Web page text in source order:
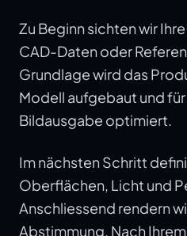
Zu Beginn sichten wir
CAD-Daten oder
Grundlage wird das
Modell aufgebaut und
Bildausgabe optimiert.
Im nächsten Schritt
Oberflächen, Licht und
Anschliessend rendern
Abstimmung. Nach